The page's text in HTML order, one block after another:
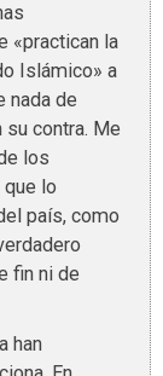
«practican la
Islámico» a
nada de
contra. Me
los
lo
país, como
fin ni de
han